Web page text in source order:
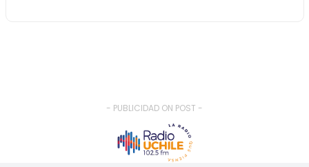
- PUBLICIDAD ON POST -